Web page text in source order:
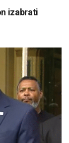
izabrati